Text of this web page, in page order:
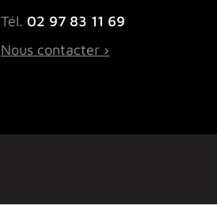
Tél. 02 97 83 11 69
Nous contacter ›